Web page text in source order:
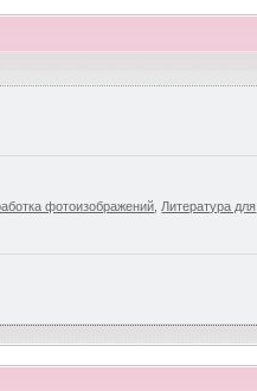
фотоизображений Литература для